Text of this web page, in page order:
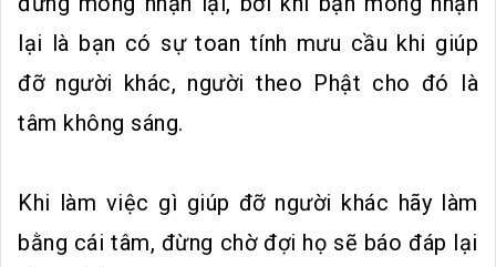
lại là bạn có sự toan tính mưu cầu khi giúp
đỡ người khác, người theo Phật cho đó là
tâm không sáng.
Khi làm việc gì giúp đỡ người khác hãy làm
bằng cái tâm, đừng chờ đợi họ sẽ báo đáp lại